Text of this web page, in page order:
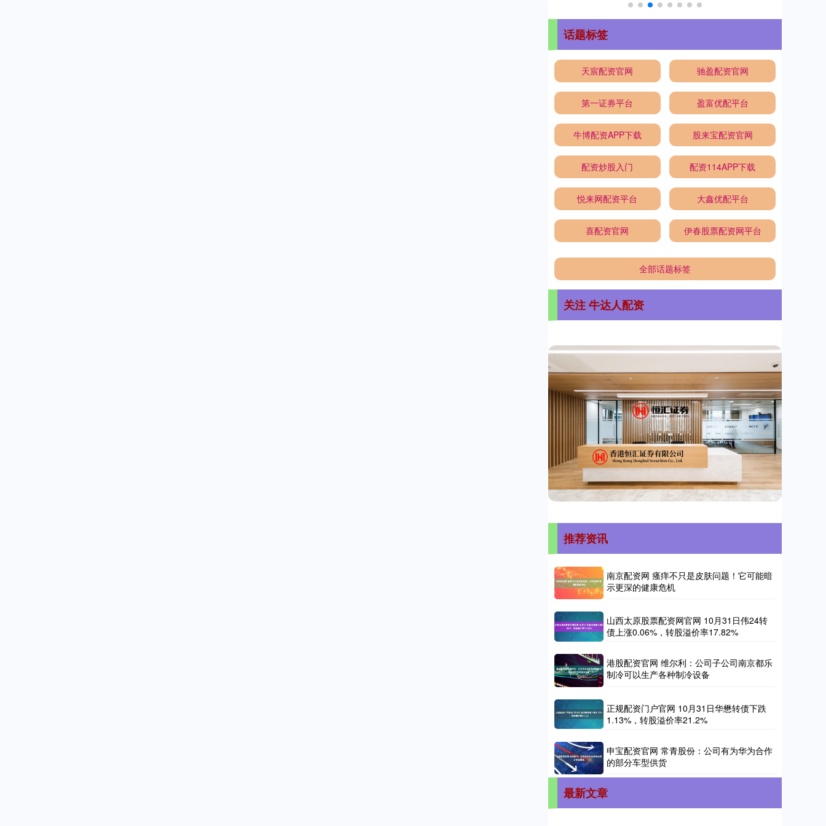
话题标签
天宸配资官网 驰盈配资官网
第一证券平台 盈富优配平台
牛博配资APP下载 股来宝配资官网
配资炒股入门 配资114APP下载
悦来网配资平台 大鑫优配平台
喜配资官网 伊春股票配资网平台
全部话题标签
关注 牛达人配资
推荐资讯
南京配资网 瘙痒不只是皮肤问题！它可能暗
示更深的健康危机
山西太原股票配资网官网 10月31日伟24转
债上涨0.06%，转股溢价率17.82%
港股配资官网 维尔利：公司子公司南京都乐
制冷可以生产各种制冷设备
正规配资门户官网 10月31日华懋转债下跌
1.13%，转股溢价率21.2%
申宝配资官网 常青股份：公司有为华为合作
的部分车型供货
最新文章